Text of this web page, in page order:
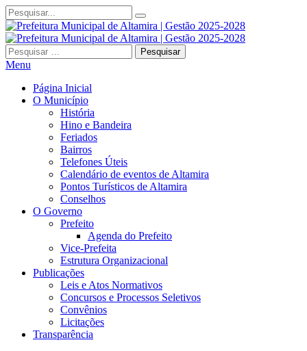
Pesquisar
por:
Menu
Página Inicial
O Município
História
Hino e Bandeira
Feriados
Bairros
Telefones Úteis
Calendário de eventos de Altamira
Pontos Turísticos de Altamira
Conselhos
O Governo
Prefeito
Agenda do Prefeito
Vice-Prefeita
Estrutura Organizacional
Publicações
Leis e Atos Normativos
Concursos e Processos Seletivos
Convênios
Licitações
Transparência